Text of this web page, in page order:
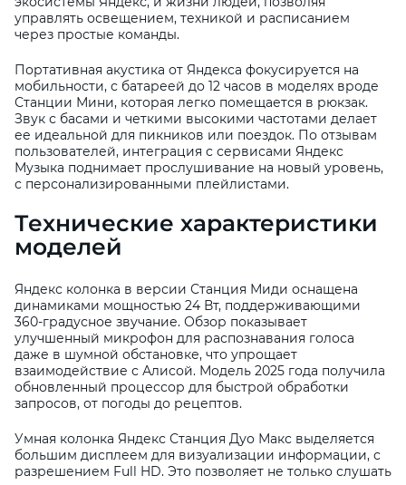
управлять освещением, техникой и расписанием
через простые команды.
Портативная акустика от Яндекса фокусируется на
мобильности, с батареей до 12 часов в моделях вроде
Станции Мини, которая легко помещается в рюкзак.
Звук с басами и четкими высокими частотами делает
ее идеальной для пикников или поездок. По отзывам
пользователей, интеграция с сервисами Яндекс
Музыка поднимает прослушивание на новый уровень,
с персонализированными плейлистами.
Технические характеристики
моделей
Яндекс колонка в версии Станция Миди оснащена
динамиками мощностью 24 Вт, поддерживающими
360-градусное звучание. Обзор показывает
улучшенный микрофон для распознавания голоса
даже в шумной обстановке, что упрощает
взаимодействие с Алисой. Модель 2025 года получила
обновленный процессор для быстрой обработки
запросов, от погоды до рецептов.
Умная колонка Яндекс Станция Дуо Макс выделяется
большим дисплеем для визуализации информации, с
разрешением Full HD. Это позволяет не только слушать